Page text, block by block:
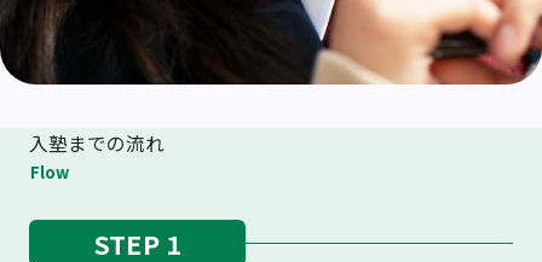
入塾までの流れ
Flow
STEP 1